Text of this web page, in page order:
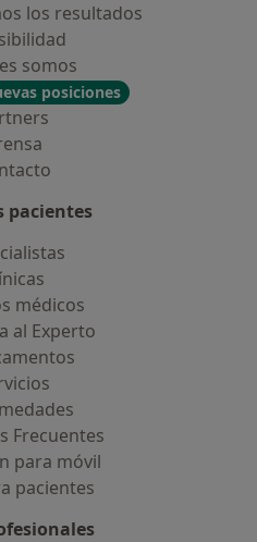
los resultados
somos
posiciones
pacientes
médicos
al Experto
Frecuentes
para móvil
pacientes